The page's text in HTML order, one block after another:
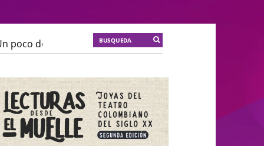
poco de locura para la cordura
de Teatro Rosa